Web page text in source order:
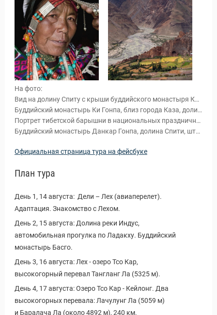
и Туры
На фото:
Вид на долину Спиту с крыши буддийского монастыря Ки Гонпа.
Буддийский монастырь Ки Гонпа, близ города Каза, долина Спити, штат Химачал Прадеш, Индия.
Портрет тибетской барышни в национальных праздничных украшениях. Каза, долина Спити.
Буддийский монастырь Данкар Гонпа, долина Спити, штат Химачал Прадеш, Индия.
Официальная страница тура на фейсбуке
План тура
День 1, 14 августа: Дели – Лех (авиаперелет).
Адаптация. Знакомство с Лехом.
День 2, 15 августа: Долина реки Индус,
автомобильная прогулка по Ладакху. Буддийский
монастырь Басго.
День 3, 16 августа: Лех - озеро Тсо Кар,
высокогорный перевал Тангланг Ла (5325 м).
День 4, 17 августа: Озеро Тсо Кар - Кейлонг. Два
высокогорных перевала: Лачулунг Ла (5059 м)
и Баралача Ла (около 4892 м), 240 км.